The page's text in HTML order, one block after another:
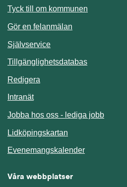
Tyck till om kommunen
Gör en felanmälan
SjälvserviceLänk till annan
TillgänglighetsdatabasLänk till
Redigera
IntranätLänk till annan webbplats.
Jobba hos oss - lediga jobb
Lidköpingskartan
EvenemangskalenderLänk till
Våra webbplatser